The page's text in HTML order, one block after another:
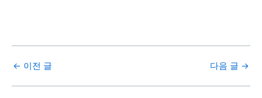
← 이전 글 다음 글 →